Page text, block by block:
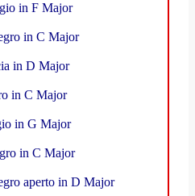
in F Major
in C Major
in D Major
in C Major
in G Major
in C Major
aperto in D Major